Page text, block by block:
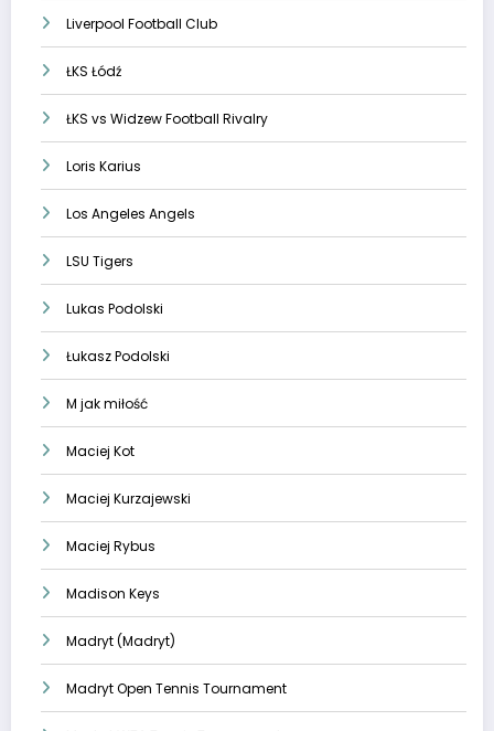
Liverpool Football Club
ŁKS Łódź
ŁKS vs Widzew Football Rivalry
Loris Karius
Los Angeles Angels
LSU Tigers
Lukas Podolski
Łukasz Podolski
M jak miłość
Maciej Kot
Maciej Kurzajewski
Maciej Rybus
Madison Keys
Madryt (Madryt)
Madryt Open Tennis Tournament